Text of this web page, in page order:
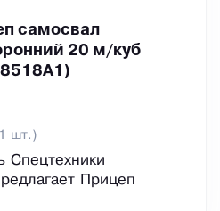
самосвал
20 м/куб
шт.)
Спецтехники
Прицеп